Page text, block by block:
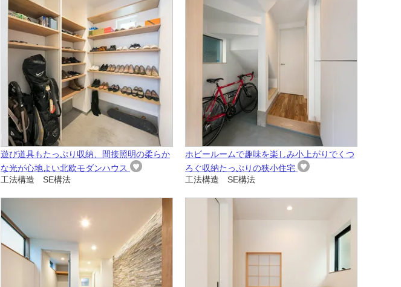
遊び道具もたっぷり収納、間接照明の柔らか
な光が心地よい北欧モダンハウス
工法構造 SE構法
ホビールームで趣味を楽しみ小上がりでくつ
ろぐ収納たっぷりの狭小住宅
工法構造 SE構法